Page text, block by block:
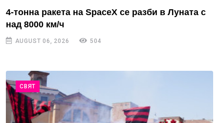
4-тонна ракета на SpaceX се разби в Луната с
над 8000 км/ч
AUGUST 06, 2026 504
СВЯТ